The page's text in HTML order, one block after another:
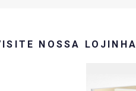
NOSSA LOJINHA